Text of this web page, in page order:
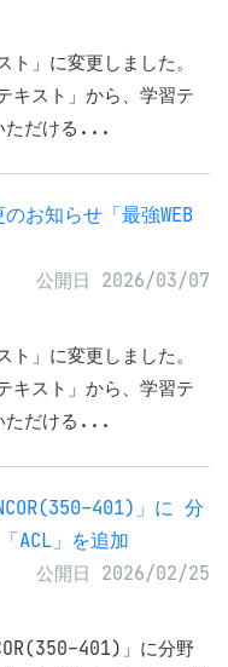
」に変更しました。
キスト」から、学習テ
ただける...
お知らせ「最強WEB
公開日 2026/03/07
」に変更しました。
キスト」から、学習テ
ただける...
401)」に 分
ACL」を追加
公開日 2026/02/25
401)」に分野